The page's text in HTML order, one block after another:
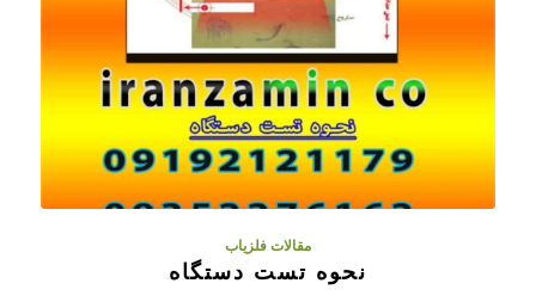
مقالات فلزیاب
نحوه تست دستگاه